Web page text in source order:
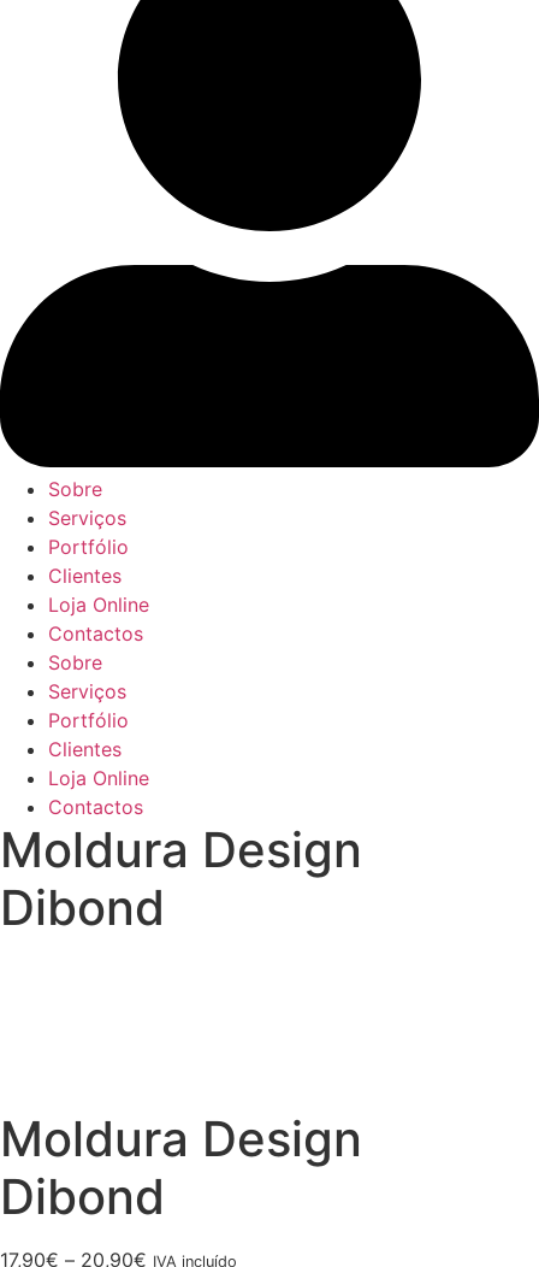
Sobre
Serviços
Portfólio
Clientes
Loja Online
Contactos
Sobre
Serviços
Portfólio
Clientes
Loja Online
Contactos
Moldura Design
Dibond
Moldura Design
Dibond
17,90€ – 20,90€ Price
IVA incluído